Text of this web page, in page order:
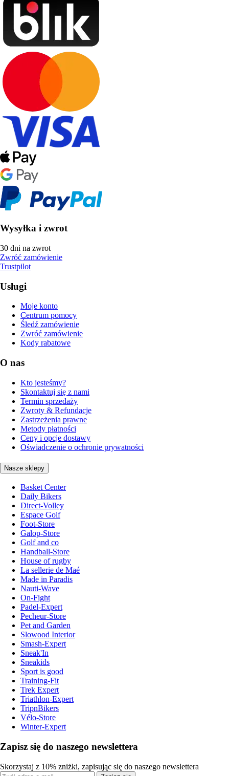
Wysyłka i zwrot
30 dni na zwrot
Zwróć zamówienie
Trustpilot
Usługi
Moje konto
Centrum pomocy
Śledź zamówienie
Zwróć zamówienie
Kody rabatowe
O nas
Kto jesteśmy?
Skontaktuj się z nami
Termin sprzedaży
Zwroty & Refundacje
Zastrzeżenia prawne
Metody płatności
Ceny i opcje dostawy
Oświadczenie o ochronie prywatności
Nasze sklepy
Basket Center
Daily Bikers
Direct-Volley
Espace Golf
Foot-Store
Galop-Store
Golf and co
Handball-Store
House of rugby
La sellerie de Maé
Made in Paradis
Nauti-Wave
On-Fight
Padel-Expert
Pecheur-Store
Pet and Garden
Slowood Interior
Smash-Expert
Sneak'In
Sneakids
Sport is good
Training-Fit
Trek Expert
Triathlon-Expert
TripnBikers
Vélo-Store
Winter-Expert
Zapisz się do naszego newslettera
Skorzystaj z 10% zniżki, zapisując się do naszego newslettera